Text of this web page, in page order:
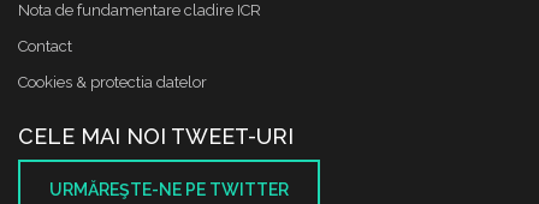
Nota de fundamentare cladire ICR
Contact
Cookies & protectia datelor
CELE MAI NOI TWEET-URI
URMĂREŞTE-NE PE TWITTER